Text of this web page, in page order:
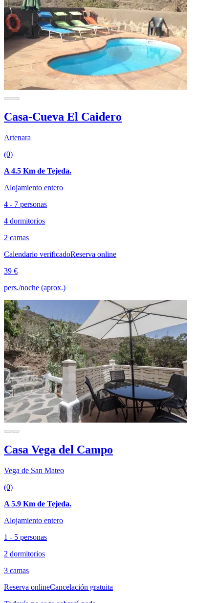
Casa-Cueva El Caidero
Artenara
(0)
A 4.5 Km de Tejeda.
Alojamiento entero
4 - 7 personas
4 dormitorios
2 camas
Calendario verificadoReserva online
39 €
pers./noche (aprox.)
Casa Vega del Campo
Vega de San Mateo
(0)
A 5.9 Km de Tejeda.
Alojamiento entero
1 - 5 personas
2 dormitorios
3 camas
Reserva onlineCancelación gratuita